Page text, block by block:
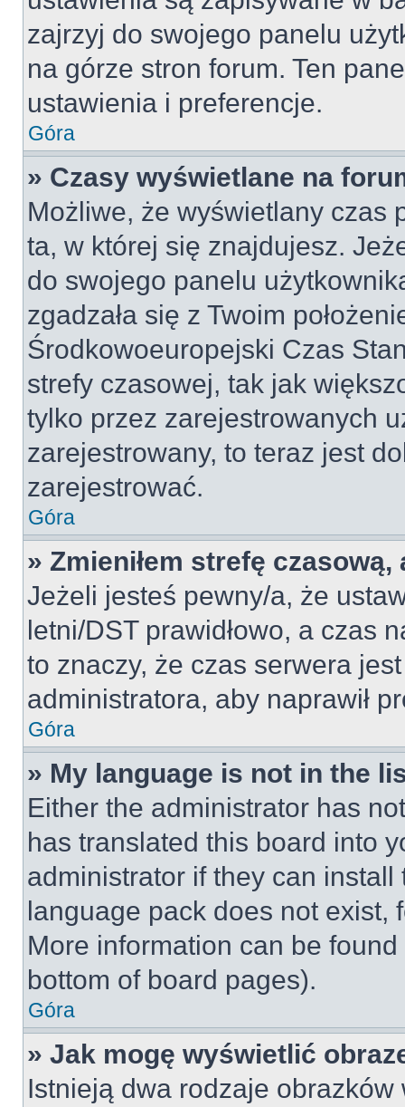
zajrzyj do swojego panelu
na górze stron forum. Ten
ustawienia i preferencje.
Góra
» Czasy wyświetlane na
Możliwe, że wyświetlany czas
ta, w której się znajdujesz.
do swojego panelu
zgadzała się z Twoim
Środkowoeuropejski Czas
strefy czasowej, tak jak
tylko przez zarejestrowanych
zarejestrowany, to teraz jest
zarejestrować.
Góra
» Zmieniłem strefę
Jeżeli jesteś pewny/a, że
letni/DST prawidłowo, a czas
to znaczy, że czas serwera
administratora, aby naprawił
Góra
» My language is not in the
Either the administrator has
has translated this board into
administrator if they can
language pack does not exist,
More information can be
bottom of board pages).
Góra
» Jak mogę wyświetlić
Istnieją dwa rodzaje